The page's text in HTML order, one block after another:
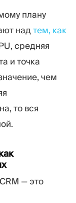
плану
надтем, как
средняя
и точка
чем
то вся
— это